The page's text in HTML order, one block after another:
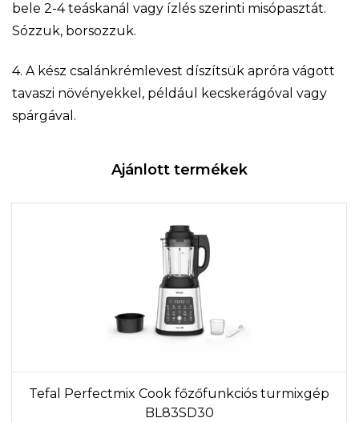
bele 2-4 teáskanál vagy ízlés szerinti misópasztát.
Sózzuk, borsozzuk.
4. A kész csalánkrémlevest díszítsük apróra vágott
tavaszi növényekkel, például kecskerágóval vagy
spárgával.
Ajánlott termékek
Tefal Perfectmix Cook főzőfunkciós turmixgép
BL83SD30